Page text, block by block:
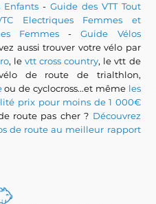
Enfants - Guide des VTT Tout
Electriques Femmes et
Femmes -Guide Vélos
aussi trouver votre vélo par
, levtt cross country, le vtt de
de route de trialthlon,
ou de cyclocross...et même les
prix pour moins de 1 000€
route pas cher ? Découvrez
de route au meilleur rapport